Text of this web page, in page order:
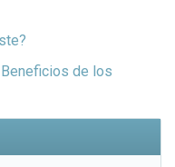
de los